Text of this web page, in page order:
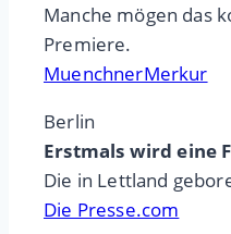
Manche mögen das
Premiere.
MuenchnerMerkur
Berlin
Erstmals wird eine
Die in Lettland
Die Presse.com